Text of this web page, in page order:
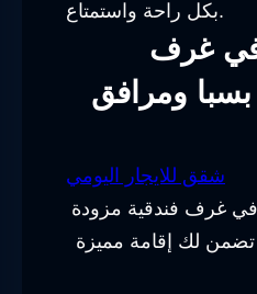
بكل راحة واستمتاع.
في غرف
ومرافق
شقق للايجار اليومي
في غرف فندقية مزودة
تضمن لك إقامة مميزة